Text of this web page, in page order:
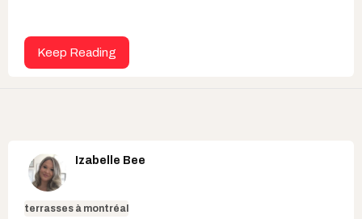
Keep Reading
Izabelle Bee
terrasses à montréal